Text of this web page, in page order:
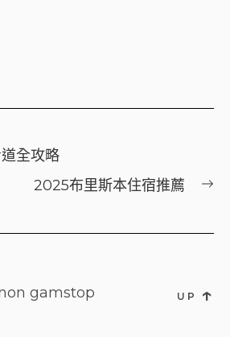
全攻略
下
篇
2025布里斯本住宿推薦
gamstop
UP ↑